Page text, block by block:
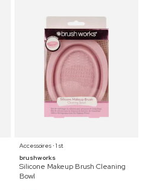
Accessoires ⋅ 1 st
brushworks
Silicone Makeup Brush Cleaning
Bowl